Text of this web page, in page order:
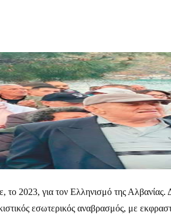
το 2023, για τον Ελληνισμό της
εσωτερικός αναβρασμός, με